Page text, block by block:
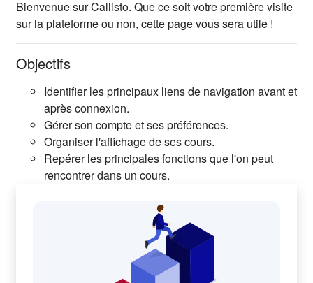
Bienvenue sur Callisto. Que ce soit votre première visite
sur la plateforme ou non, cette page vous sera utile !
Objectifs
Identifier les principaux liens de navigation avant et
après connexion.
Gérer son compte et ses préférences.
Organiser l'affichage de ses cours.
Repérer les principales fonctions que l'on peut
rencontrer dans un cours.